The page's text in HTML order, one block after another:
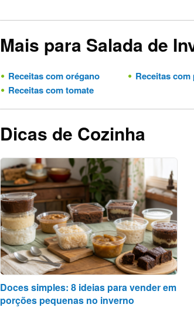
Mais para Salada de
Receitas com orégano Receitas
Receitas com tomate
Dicas de Cozinha
Doces simples: 8 ideias para vender em
porções pequenas no inverno